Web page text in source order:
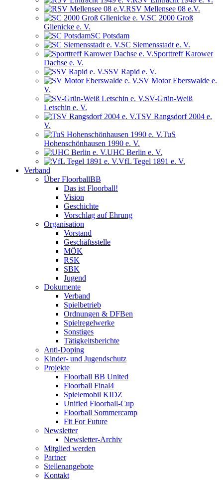
RSV Mellensee 08 e.V.
SC 2000 Groß
Glienicke e. V.
SC Potsdam
SC Siemensstadt e. V.
Sporttreff Karower
Dachse e. V.
SSV Rapid e. V.
SV Motor Eberswalde e.
V.
SV-Grün-Weiß
Letschin e. V.
TSV Rangsdorf 2004 e.
V.
TuS
Hohenschönhausen 1990 e. V.
UHC Berlin e. V.
VfL Tegel 1891 e. V.
Verband
Über FloorballBB
Das ist Floorball!
Vision
Geschichte
Vorschlag auf Ehrung
Organisation
Vorstand
Geschäftsstelle
MÖK
RSK
SBK
Jugend
Dokumente
Verband
Spielbetrieb
Ordnungen & DFBen
Spielregelwerke
Sonstiges
Tätigkeitsberichte
Anti-Doping
Kinder- und Jugendschutz
Projekte
Floorball BB United
Floorball Final4
Spielemobil KIDZ
Unified Floorball-Cup
Floorball Sommercamp
Fit For Future
Newsletter
Newsletter-Archiv
Mitglied werden
Partner
Stellenangebote
Kontakt